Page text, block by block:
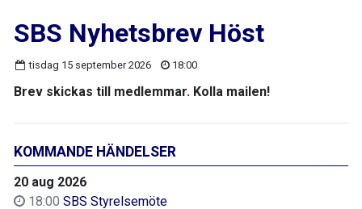
KOMMANDE HÄNDELSER
20 aug 2026
18:00 SBS Styrelsemöte
SBS Nyhetsbrev Höst
tisdag 15 september 2026 18:00
Brev skickas till medlemmar. Kolla mailen!